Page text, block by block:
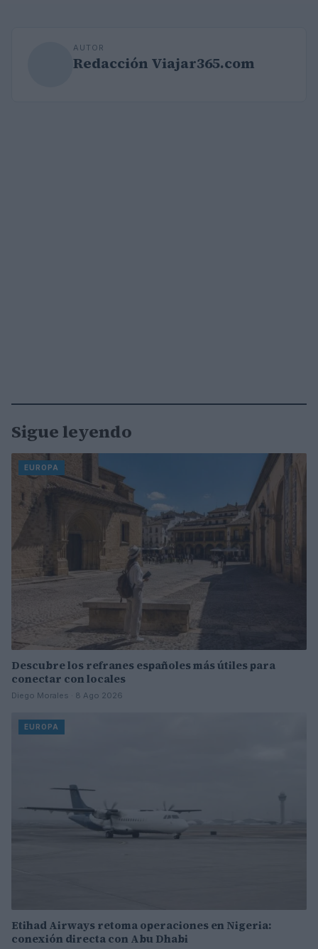
AUTOR
Redacción Viajar365.com
Sigue leyendo
EUROPA
Descubre los refranes españoles más útiles para
conectar con locales
Diego Morales · 8 Ago 2026
EUROPA
Etihad Airways retoma operaciones en Nigeria:
conexión directa con Abu Dhabi